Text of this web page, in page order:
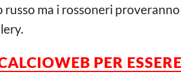
ma i rossoneri
PER